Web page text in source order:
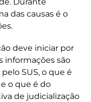
das causas é o
deve iniciar por
informações são
SUS, o que é
o que é do
de judicialização